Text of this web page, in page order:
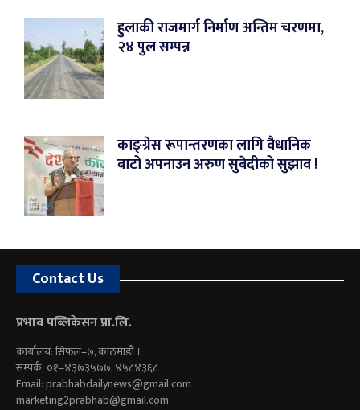
हुलाकी राजमार्ग निर्माण अन्तिम चरणमा,
२४ पुल सम्पन्न
काङ्ग्रेस रूपान्तरणका लागि वैधानिक
बाटो अपनाउन अरुण सुबेदीको सुझाव !
Contact Us
प्रभाव पब्लिकेसन प्रा.लि.
कार्यालय: सिफल–७, काठमाडौं ।
सम्पर्क: ०१–४३७३५७७, ४५८४३६८
Email:prabhabdailynews@gmail.com
marketing2prabhab@gmail.com